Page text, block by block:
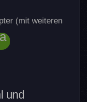
(mit weiteren
und